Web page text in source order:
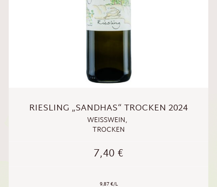
RIESLING „SANDHAS“ TROCKEN 2024
WEISSWEIN ,
TROCKEN
7,40€
9,87 €/L